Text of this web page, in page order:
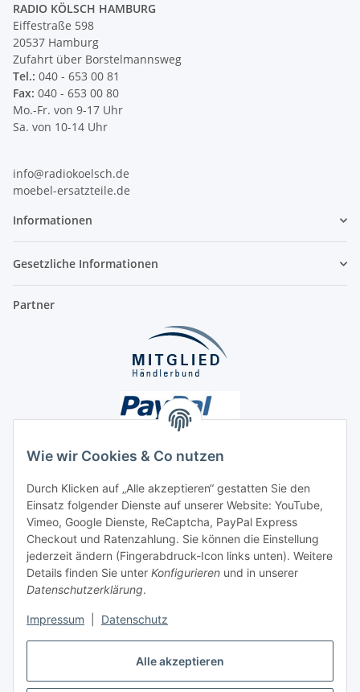
Alle akzeptieren
Wie wir Cookies & Co nutzen
Durch Klicken auf „Alle akzeptieren“ gestatten Sie den
Einsatz folgender Dienste auf unserer Website: YouTube,
Vimeo, Google Dienste, ReCaptcha, PayPal Express
Checkout und Ratenzahlung. Sie können die Einstellung
jederzeit ändern (Fingerabdruck-Icon links unten). Weitere
Details finden Sie unter Konfigurieren und in unserer
Datenschutzerklärung.
Impressum Datenschutz
RADIO KÖLSCH HAMBURG
Eiffestraße 598
20537 Hamburg
Zufahrt über Borstelmannsweg
Tel.: 040 - 653 00 81
Fax: 040 - 653 00 80
Mo.-Fr. von 9-17 Uhr
Sa. von 10-14 Uhr
info@radiokoelsch.de
moebel-ersatzteile.de
Informationen
Gesetzliche Informationen
Partner
Unsere Seiten
Social Media
Vertrag widerrufen